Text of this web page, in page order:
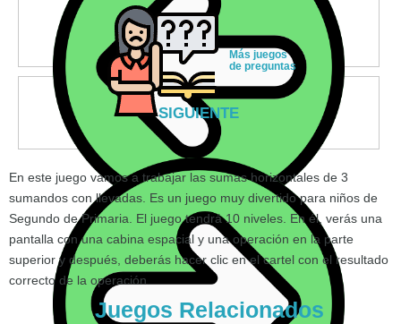
VOLVER
Más juegos
de preguntas
SIGUIENTE
En este juego vamos a trabajar las sumas horizontales de 3
sumandos con llevadas. Es un juego muy divertido para niños de
Segundo de Primaria. El juego tendrá 10 niveles. En él, verás una
pantalla con una cabina espacial y una operación en la parte
superior y después, deberás hacer clic en el cartel con el resultado
correcto de la operación.
Juegos Relacionados